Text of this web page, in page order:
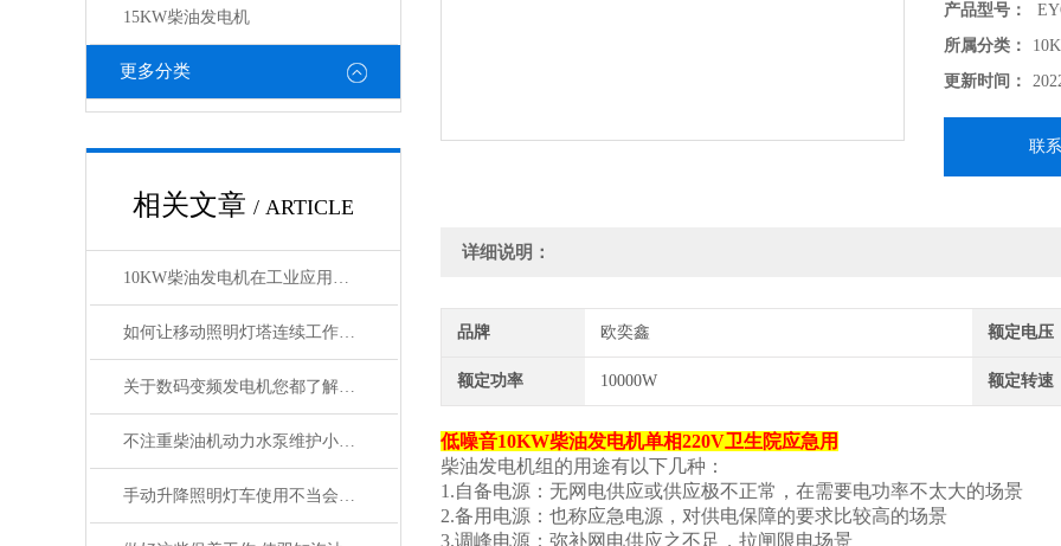
15KW柴油发电机
更多分类
相关文章 / ARTICLE
10KW柴油发电机在工业应用中的角色与影响
如何让移动照明灯塔连续工作100小时？节能模式与油箱扩容技巧
关于数码变频发电机您都了解吗？
不注重柴油机动力水泵维护小细节会造成大问题
手动升降照明灯车使用不当会发生什么？
产品型号：
所属分类：
更新时间：
联
详细说明：
品牌 欧奕鑫 额定电压
额定功率 10000W 额定转速
低噪音10KW柴油发电机单相220V卫生院应急用
柴油发电机组的用途有以下几种：
1.自备电源：无网电供应或供应极不正常，在需要电功率不太大的场景
2.备用电源：也称应急电源，对供电保障的要求比较高的场景
3.调峰电源：弥补网电供应之不足，拉闸限电场景